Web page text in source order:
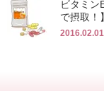
ビタミン
で摂取！】
2016.02.01